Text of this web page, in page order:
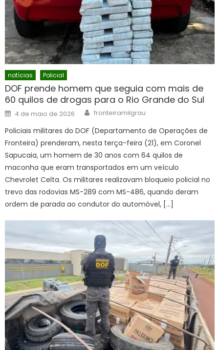
notícias Policial
DOF prende homem que seguia com mais de
60 quilos de drogas para o Rio Grande do Sul
Posted
on
4 de maio de 2026 Author
fronteiramilgrau
Policiais militares do DOF (Departamento de Operações de
Fronteira) prenderam, nesta terça-feira (21), em Coronel
Sapucaia, um homem de 30 anos com 64 quilos de
maconha que eram transportados em um veículo
Chevrolet Celta. Os militares realizavam bloqueio policial no
trevo das rodovias MS-289 com MS-486, quando deram
ordem de parada ao condutor do automóvel, […]